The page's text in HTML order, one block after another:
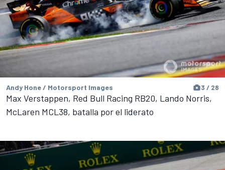
Andy Hone / Motorsport Images 3 / 28
Max Verstappen, Red Bull Racing RB20, Lando Norris,
McLaren MCL38, batalla por el liderato